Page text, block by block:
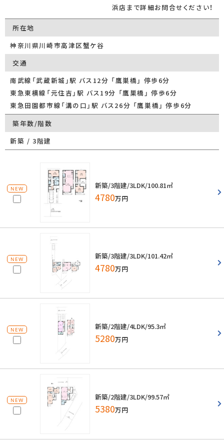
浜店まで詳細お問合せください！
所在地
神奈川県川崎市高津区蟹ケ谷
交通
南武線「武蔵新城」駅 バス12分 「鷹巣橋」 停歩6分
東急東横線「元住吉」駅 バス19分 「鷹巣橋」 停歩6分
東急田園都市線「溝の口」駅 バス26分 「鷹巣橋」 停歩6分
築年数/階数
新築 / 3階建
NEW 新築/3階建/3LDK/100.81㎡
4780万円
NEW 新築/3階建/3LDK/101.42㎡
4780万円
NEW 新築/2階建/4LDK/95.3㎡
5280万円
NEW 新築/2階建/3LDK/99.57㎡
5380万円